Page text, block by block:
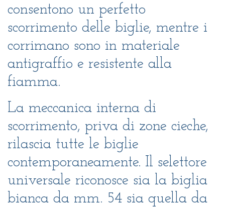
consentono un perfetto
scorrimento delle biglie, mentre i
corrimano sono in materiale
antigraffio e resistente alla
fiamma.
La meccanica interna di
scorrimento, priva di zone cieche,
rilascia tutte le biglie
contemporaneamente. Il selettore
universale riconosce sia la biglia
bianca da mm. 54 sia quella da